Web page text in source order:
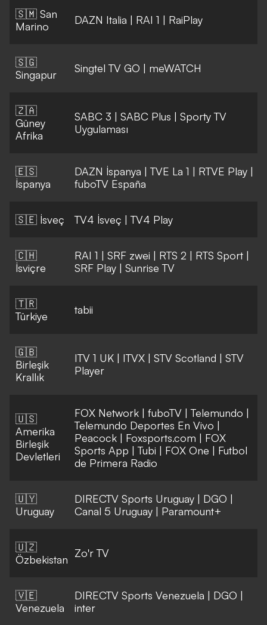
🇸🇲 San
Marino
DAZN Italia | RAI 1 | RaiPlay
🇸🇬
Singapur
Singtel TV GO | meWATCH
🇿🇦
Güney
Afrika
SABC 3 | SABC Plus | Sporty TV
Uygulaması
🇪🇸
İspanya
DAZN İspanya |TVE La 1 | RTVE Play |
fuboTV España
🇸🇪 İsveç TV4 İsveç |TV4 Play
🇨🇭
İsviçre
RAI 1 | SRF zwei | RTS 2 | RTS Sport |
SRF Play | Sunrise TV
🇹🇷
Türkiye
tabii
🇬🇧
Birleşik
Krallık
ITV 1 UK | ITVX | STV Scotland | STV
Player
🇺🇸
Amerika
Birleşik
Devletleri
FOX Network | fuboTV |Telemundo |
Telemundo Deportes En Vivo |
Peacock | Foxsports.com | FOX
Sports App |Tubi | FOX One | Futbol
de Primera Radio
🇺🇾
Uruguay
DIRECTV Sports Uruguay | DGO |
Canal 5 Uruguay | Paramount+
🇺🇿
Özbekistan Zo'r TV
🇻🇪
Venezuela
DIRECTV Sports Venezuela | DGO |
inter